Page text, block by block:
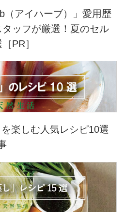
アイハーブ）」愛用歴
ッフが厳選！夏のセル
PR］
楽しむ人気レシピ10選